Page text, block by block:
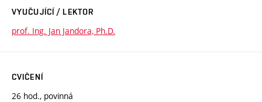
VYUČUJÍCÍ / LEKTOR
prof. Ing. Jan Jandora, Ph.D.
CVIČENÍ
26 hod., povinná